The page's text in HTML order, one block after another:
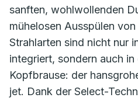
sanften, wohlwollenden
mühelosen Ausspülen
Strahlarten sind nicht nur
integriert, sondern auch
Kopfbrause: der
jet. Dank der Select-